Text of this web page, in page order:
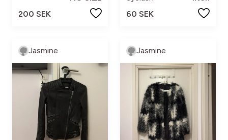
200 SEK
60 SEK
Jasmine Jasmine